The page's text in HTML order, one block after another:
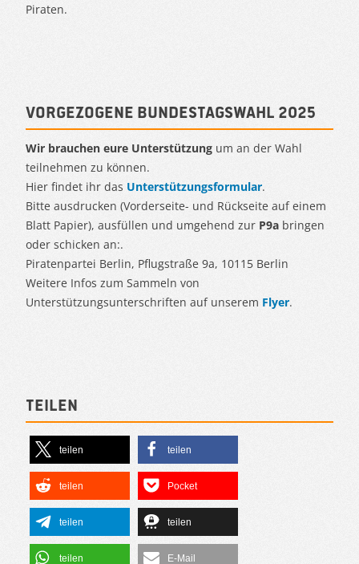
Piraten.
Vorgezogene Bundestagswahl 2025
Wir brauchen eure Unterstützung um an der Wahl
teilnehmen zu können.
Hier findet ihr das Unterstützungsformular.
Bitte ausdrucken (Vorderseite- und Rückseite auf einem
Blatt Papier), ausfüllen und umgehend zur P9a bringen
oder schicken an:.
Piratenpartei Berlin, Pflugstraße 9a, 10115 Berlin
Weitere Infos zum Sammeln von
Unterstützungsunterschriften auf unserem Flyer.
Teilen
teilen teilen
teilen Pocket
teilen teilen
teilen E-Mail